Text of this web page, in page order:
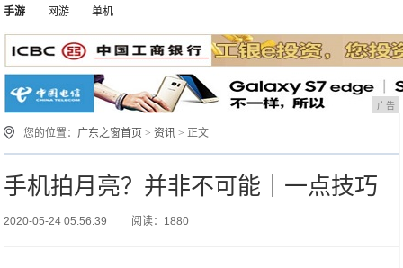
手游
网游 单机
广告
您的位置： 广东之窗首页 >资讯 > 正文
手机拍月亮？并非不可能｜一点技巧
2020-05-24 05:56:39 阅读：1880